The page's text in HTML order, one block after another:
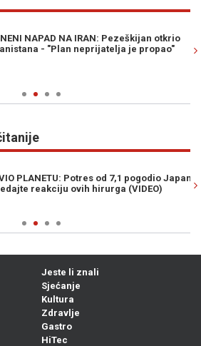
NAPAD NA IRAN: Pezeškijan otkrio
- "Plan neprijatelja je propao"
PLANETU: Potres od 7,1 pogodio Japan
reakciju ovih hirurga (VIDEO)
Jeste li znali
Sjećanje
Kultura
Zdravlje
Gastro
HiTec